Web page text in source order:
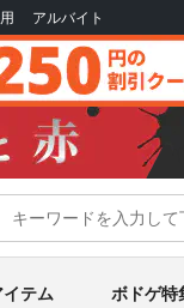
アルバイト
テム ボドゲ特